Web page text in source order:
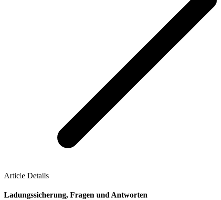
Article Details
Ladungssicherung, Fragen und Antworten